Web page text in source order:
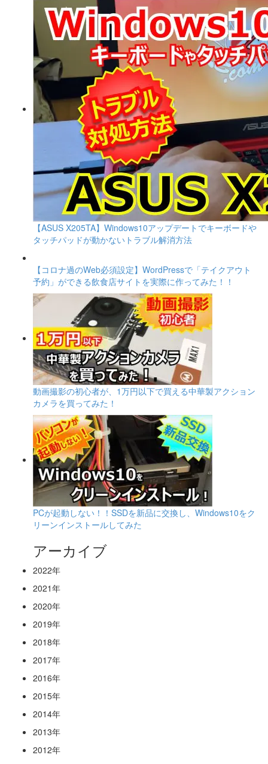
【ASUS X205TA】Windows10アップデートでキーボードや
タッチパッドが動かないトラブル解消方法
【コロナ過のWeb必須設定】WordPressで「テイクアウト
予約」ができる飲食店サイトを実際に作ってみた！！
動画撮影の初心者が、1万円以下で買える中華製アクション
カメラを買ってみた！
PCが起動しない！！SSDを新品に交換し、Windows10をク
リーンインストールしてみた
アーカイブ
2022年
2021年
2020年
2019年
2018年
2017年
2016年
2015年
2014年
2013年
2012年